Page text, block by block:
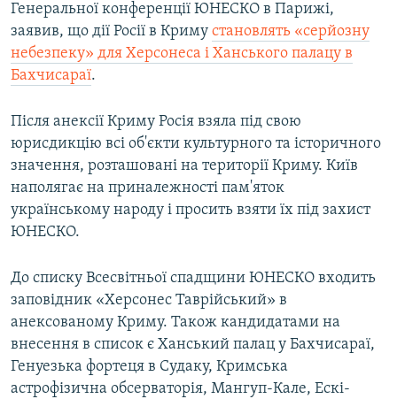
Генеральної конференції ЮНЕСКО в Парижі,
заявив, що дії Росії в Криму становлять «серйозну
небезпеку» для Херсонеса і Ханського палацу в
Бахчисараї.
Після анексії Криму Росія взяла під свою
юрисдикцію всі об'єкти культурного та історичного
значення, розташовані на території Криму. Київ
наполягає на приналежності пам'яток
українському народу і просить взяти їх під захист
ЮНЕСКО.
До списку Всесвітньої спадщини ЮНЕСКО входить
заповідник «Херсонес Таврійський» в
анексованому Криму. Також кандидатами на
внесення в список є Ханський палац у Бахчисараї,
Генуезька фортеця в Судаку, Кримська
астрофізична обсерваторія, Мангуп-Кале, Ескі-